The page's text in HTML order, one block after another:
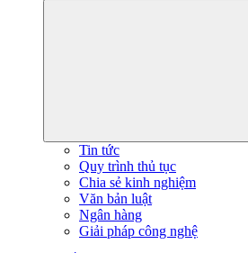
Tin tức
Quy trình thủ tục
Chia sẻ kinh nghiệm
Văn bản luật
Ngân hàng
Giải pháp công nghệ